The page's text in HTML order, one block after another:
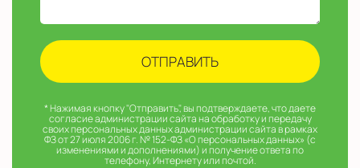
* Нажимая кнопку "Отправить", вы подтверждаете, что даете
согласие администрации сайта на обработку и передачу
своих персональных данных администрации сайта в рамках
ФЗ от 27 июля 2006 г. № 152-ФЗ «О персональных данных» (с
изменениями и дополнениями) и получение ответа по
телефону, Интернету или почтой.